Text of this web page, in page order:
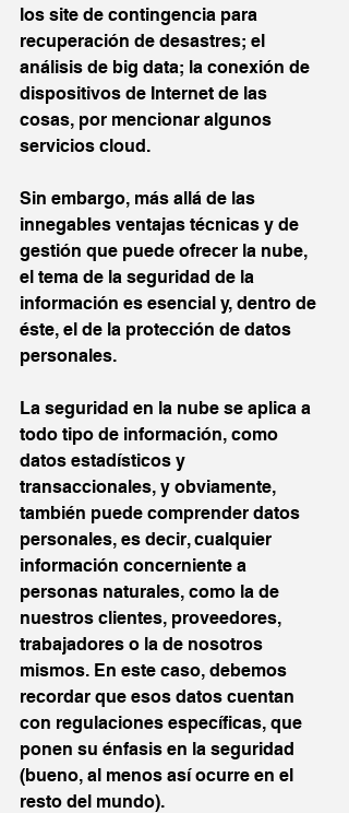
los site de contingencia para
recuperación de desastres; el
análisis de big data; la conexión de
dispositivos de Internet de las
cosas, por mencionar algunos
servicios cloud.
Sin embargo, más allá de las
innegables ventajas técnicas y de
gestión que puede ofrecer la nube,
el tema de la seguridad de la
información es esencial y, dentro de
éste, el de la protección de datos
personales.
La seguridad en la nube se aplica a
todo tipo de información, como
datos estadísticos y
transaccionales, y obviamente,
también puede comprender datos
personales, es decir, cualquier
información concerniente a
personas naturales, como la de
nuestros clientes, proveedores,
trabajadores o la de nosotros
mismos. En este caso, debemos
recordar que esos datos cuentan
con regulaciones específicas, que
ponen su énfasis en la seguridad
(bueno, al menos así ocurre en el
resto del mundo).